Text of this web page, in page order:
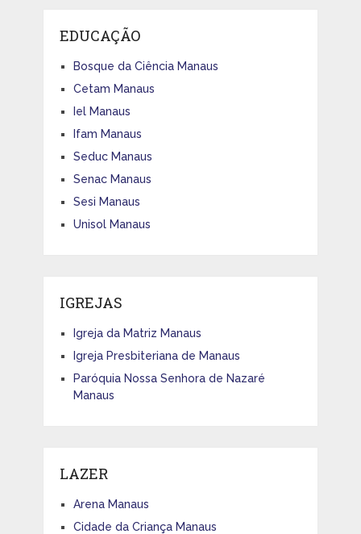
EDUCAÇÃO
Bosque da Ciência Manaus
Cetam Manaus
Iel Manaus
Ifam Manaus
Seduc Manaus
Senac Manaus
Sesi Manaus
Unisol Manaus
IGREJAS
Igreja da Matriz Manaus
Igreja Presbiteriana de Manaus
Paróquia Nossa Senhora de Nazaré
Manaus
LAZER
Arena Manaus
Cidade da Criança Manaus